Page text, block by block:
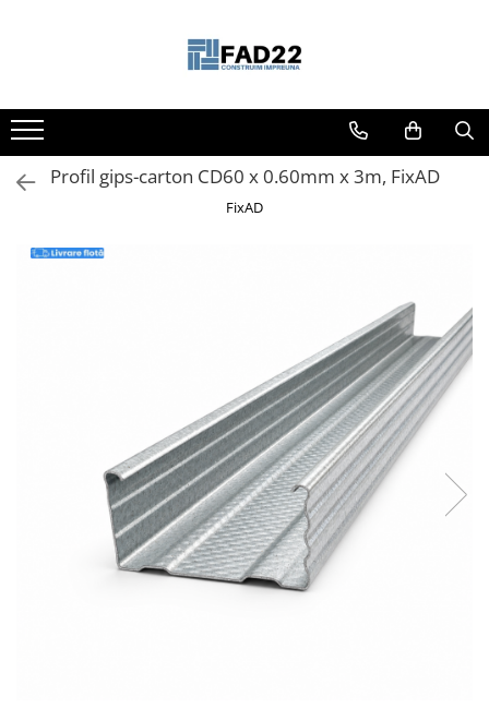
Materiale de constructii
Termoizolatii
Vata minerala
Lemn pentru constructii
Accesorii pentru cofraje
Materiale prafoase
Profil gips-carton CD60 x 0.60mm x 3m, FixAD
FixAD